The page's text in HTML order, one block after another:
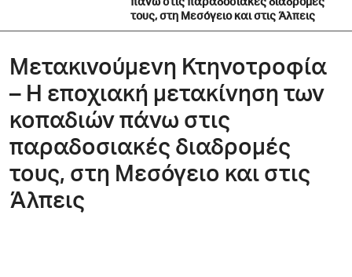
πάνω στις παραδοσιακές διαδρομές
τους, στη Μεσόγειο και στις Άλπεις
Μετακινούμενη Κτηνοτροφία
– Η εποχιακή μετακίνηση των
κοπαδιών πάνω στις
παραδοσιακές διαδρομές
τους, στη Μεσόγειο και στις
Άλπεις